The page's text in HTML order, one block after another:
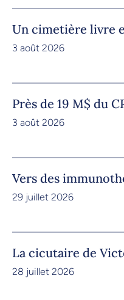
Un cimetière livre
3 août 2026
Près de 19 M$ du
3 août 2026
Vers des
29 juillet 2026
La cicutaire de
28 juillet 2026